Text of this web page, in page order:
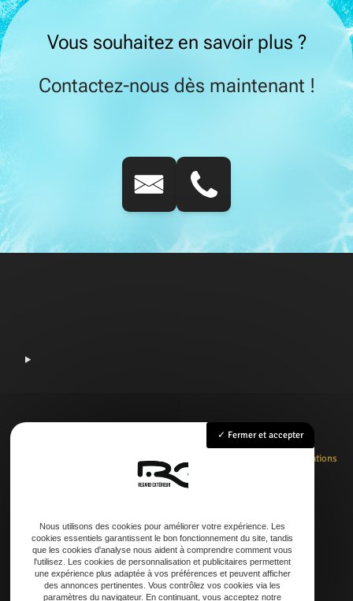
Vous souhaitez en savoir plus ?
Contactez-nous dès maintenant !
Entretien
Nos réalisations
Contact
Adresse
21 AVENUE DE LAOUADIE, 40600 Biscarrosse
Fermer et accepter
Nous utilisons des cookies pour améliorer votre expérience. Les
cookies essentiels garantissent le bon fonctionnement du site, tandis
que les cookies d'analyse nous aident à comprendre comment vous
l'utilisez. Les cookies de personnalisation et publicitaires permettent
une expérience plus adaptée à vos préférences et peuvent afficher
des annonces pertinentes. Vous contrôlez vos cookies via les
paramètres du navigateur. En continuant, vous acceptez notre